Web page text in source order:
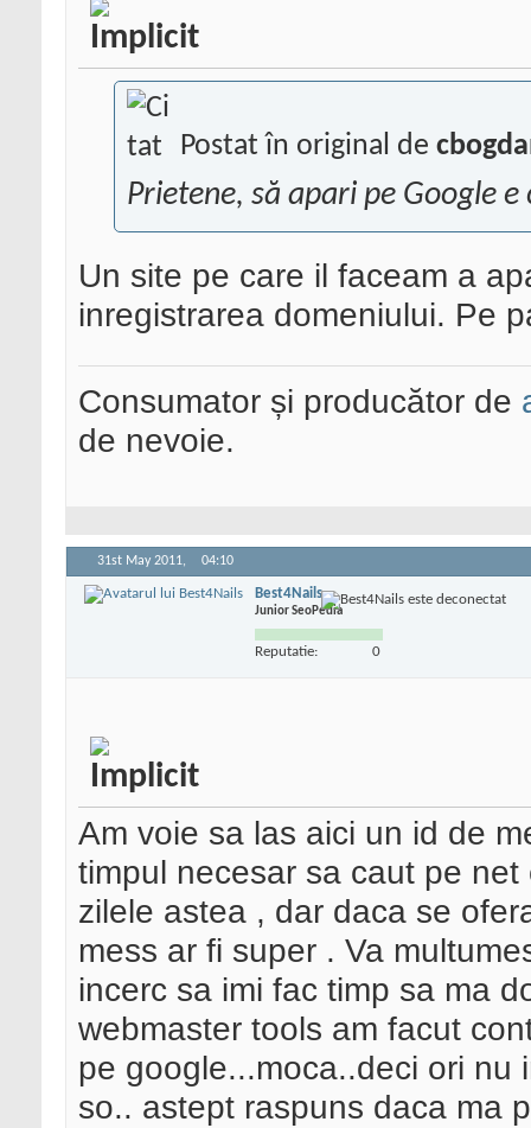
Postat în original de
Prietene, să apari pe Google
Un site pe care il faceam a
inregistrarea domeniului. Pe
Consumator și producător de
de nevoie.
31st May 2011, 04:10
Best4Nails
Junior SeoPedia
Reputatie: 0
Am voie sa las aici un id de
timpul necesar sa caut pe
zilele astea , dar daca se
mess ar fi super . Va
incerc sa imi fac timp sa ma
webmaster tools am facut
pe google...moca..deci ori nu
so.. astept raspuns daca ma